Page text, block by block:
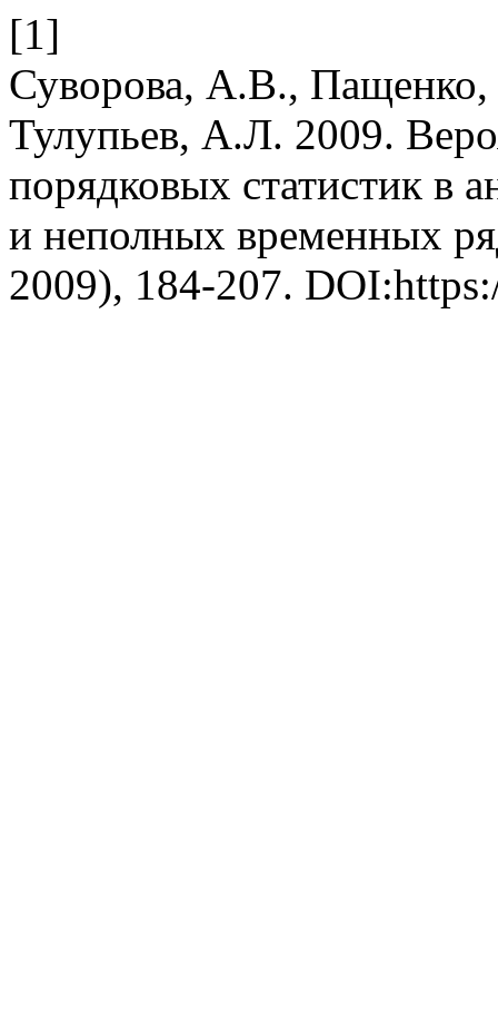
[1]
Суворова, А.В.,
Тулупьев, А.Л. 2009.
порядковых статистик в
и неполных временных
2009), 184-207.